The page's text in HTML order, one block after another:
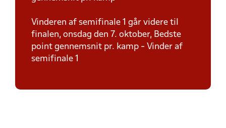
Vinderen af semifinale 1 går videre til
finalen, onsdag den 7. oktober, Bedste
point gennemsnit pr. kamp - Vinder af
semifinale 1